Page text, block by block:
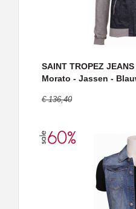
SAINT TROPEZ
Morato - Jassen -
€ 136,40